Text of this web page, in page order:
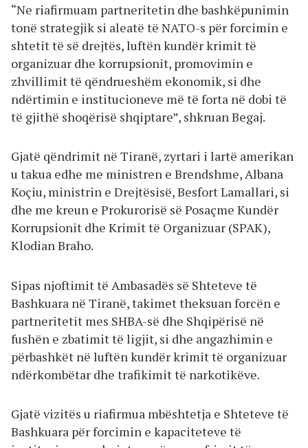
“Ne riafirmuam partneritetin dhe bashkëpunimin
tonë strategjik si aleatë të NATO-s për forcimin e
shtetit të së drejtës, luftën kundër krimit të
organizuar dhe korrupsionit, promovimin e
zhvillimit të qëndrueshëm ekonomik, si dhe
ndërtimin e institucioneve më të forta në dobi të
të gjithë shoqërisë shqiptare”, shkruan Begaj.
Gjatë qëndrimit në Tiranë, zyrtari i lartë amerikan
u takua edhe me ministren e Brendshme, Albana
Koçiu, ministrin e Drejtësisë, Besfort Lamallari, si
dhe me kreun e Prokurorisë së Posaçme Kundër
Korrupsionit dhe Krimit të Organizuar (SPAK),
Klodian Braho.
Sipas njoftimit të Ambasadës së Shteteve të
Bashkuara në Tiranë, takimet theksuan forcën e
partneritetit mes SHBA-së dhe Shqipërisë në
fushën e zbatimit të ligjit, si dhe angazhimin e
përbashkët në luftën kundër krimit të organizuar
ndërkombëtar dhe trafikimit të narkotikëve.
Gjatë vizitës u riafirmua mbështetja e Shteteve të
Bashkuara për forcimin e kapaciteteve të